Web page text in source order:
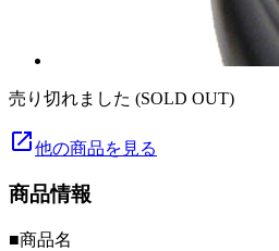
売り切れました (SOLD OUT)
launch他の商品を見る
商品情報
■商品名